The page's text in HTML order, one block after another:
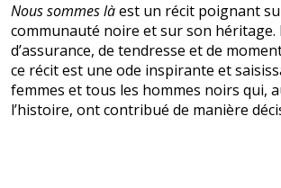
Nous sommes làest un récit poignant
communauté noire et sur son héritage.
d’assurance, de tendresse et de
ce récit est une ode inspirante et
femmes et tous les hommes noirs qui,
l’histoire, ont contribué de manière